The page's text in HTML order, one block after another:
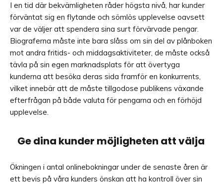
I en tid där bekvämligheten råder högsta nivå, har kunder
förväntat sig en flytande och sömlös upplevelse oavsett
var de väljer att spendera sina surt förvärvade pengar.
Biograferna måste inte bara slåss om sin del av plånboken
mot andra fritids- och middagsaktiviteter, de måste också
tävla på sin egen marknadsplats för att övertyga
kunderna att besöka deras sida framför en konkurrents,
vilket innebär att de måste tillgodose publikens växande
efterfrågan på både valuta för pengarna och en förhöjd
upplevelse.
Ge dina kunder möjligheten att välja
Ökningen i antal onlinebokningar under de senaste åren är
ett bevis på våra kunders önskan att ha kontroll över sin